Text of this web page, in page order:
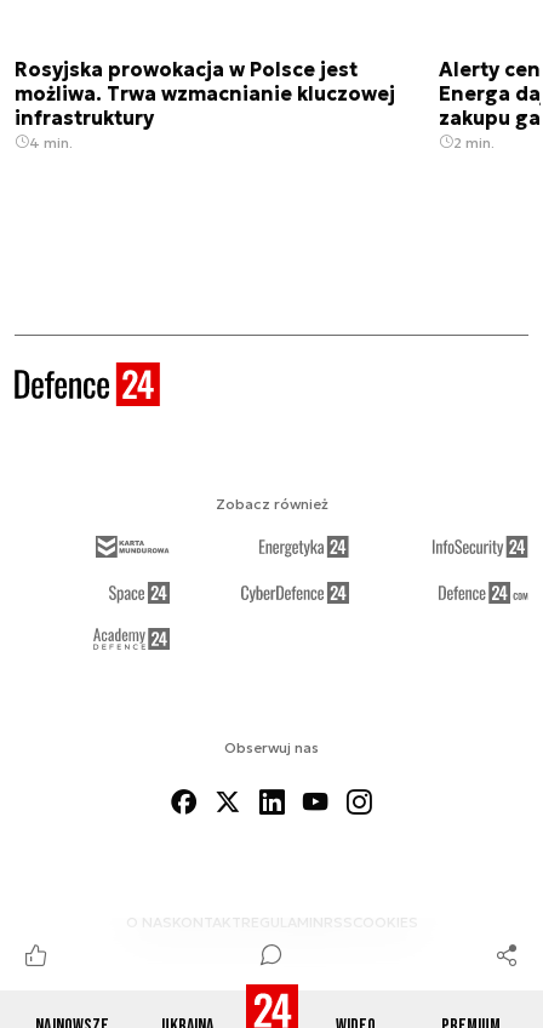
Rosyjska prowokacja w Polsce jest
możliwa. Trwa wzmacnianie kluczowej
infrastruktury
4 min.
Alerty
Energa
zakupu
2 min.
Obserwuj nas
O NAS KONTAKTREGULAMINRSS COOKIES
Zobacz również